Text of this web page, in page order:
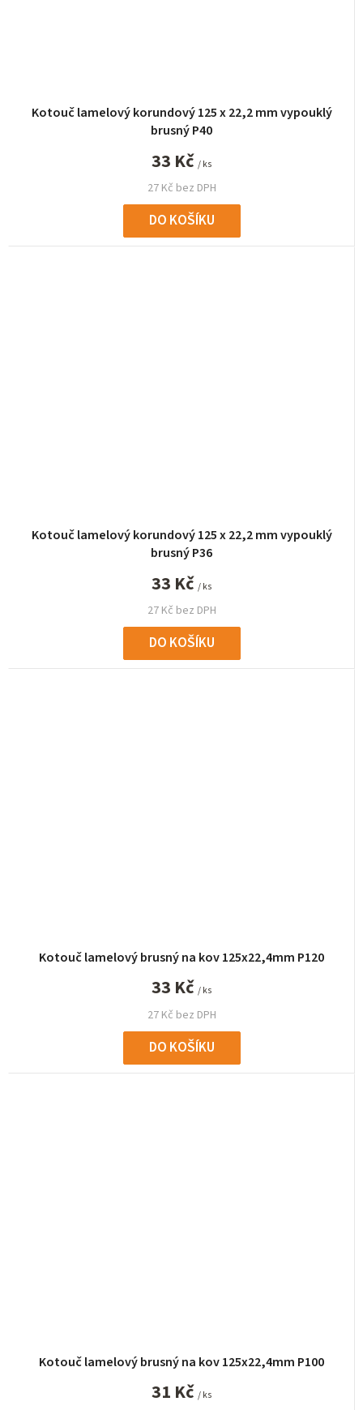
Kotouč lamelový korundový 125 x 22,2 mm vypouklý
brusný P40
27 Kč bez DPH
33 Kč / ks
DO KOŠÍKU
Kotouč lamelový korundový 125 x 22,2 mm vypouklý
brusný P36
27 Kč bez DPH
33 Kč / ks
DO KOŠÍKU
Kotouč lamelový brusný na kov 125x22,4mm P120
27 Kč bez DPH
33 Kč / ks
DO KOŠÍKU
Kotouč lamelový brusný na kov 125x22,4mm P100
31 Kč / ks